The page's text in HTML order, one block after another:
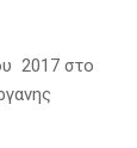
2017 στο